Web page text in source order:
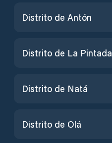
Distrito de Antón
Distrito de La Pintada
Distrito de Natá
Distrito de Olá